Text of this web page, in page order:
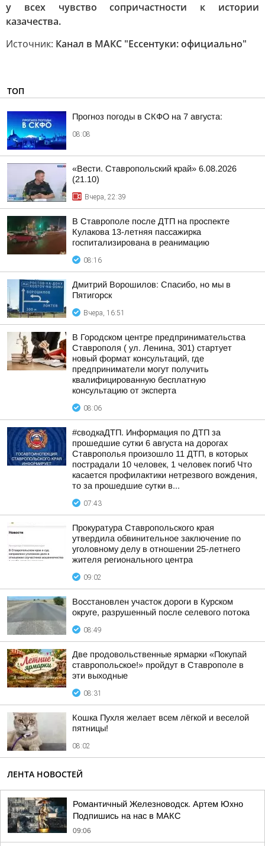
у всех чувство сопричастности к истории
казачества.
Источник: Канал в МАКС "Ессентуки: официально"
ТОП
Прогноз погоды в СКФО на 7 августа:
08:08
«Вести. Ставропольский край» 6.08.2026
(21.10)
Вчера, 22:39
В Ставрополе после ДТП на проспекте
Кулакова 13-летняя пассажирка
госпитализирована в реанимацию
08:16
Дмитрий Ворошилов: Спасибо, но мы в
Пятигорск
Вчера, 16:51
В Городском центре предпринимательства
Ставрополя ( ул. Ленина, 301) стартует
новый формат консультаций, где
предприниматели могут получить
квалифицированную бесплатную
консультацию от эксперта
08:06
#сводкаДТП. Информация по ДТП за
прошедшие сутки 6 августа на дорогах
Ставрополья произошло 11 ДТП, в которых
пострадали 10 человек, 1 человек погиб Что
касается профилактики нетрезвого вождения,
то за прошедшие сутки в...
07:43
Прокуратура Ставропольского края
утвердила обвинительное заключение по
уголовному делу в отношении 25-летнего
жителя регионального центра
09:02
Восстановлен участок дороги в Курском
округе, разрушенный после селевого потока
08:49
Две продовольственные ярмарки «Покупай
ставропольское!» пройдут в Ставрополе в
эти выходные
08:31
Кошка Пухля желает всем лёгкой и веселой
пятницы!
08:02
ЛЕНТА НОВОСТЕЙ
Романтичный Железноводск. Артем Юхно
Подпишись на нас в МАКС
09:06